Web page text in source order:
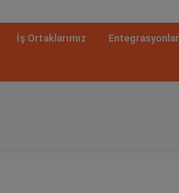
İş Ortaklarımız Entegrasyonlar